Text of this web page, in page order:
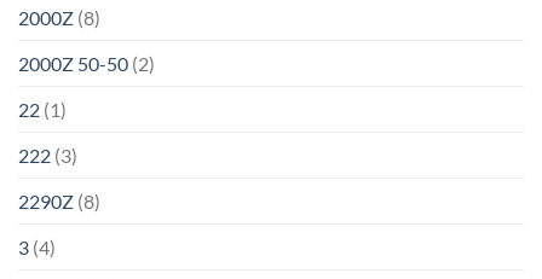
2000Z (8)
2000Z 50-50 (2)
22 (1)
222 (3)
2290Z (8)
3 (4)